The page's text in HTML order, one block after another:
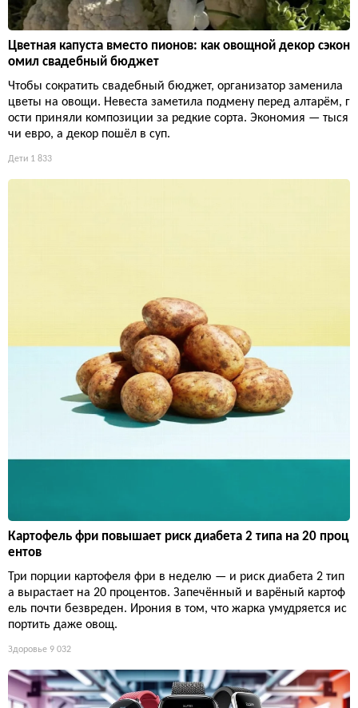
Цветная капуста вместо пионов: как овощной декор сэкон
омил свадебный бюджет
Чтобы сократить свадебный бюджет, организатор заменила
цветы на овощи. Невеста заметила подмену перед алтарём, г
ости приняли композиции за редкие сорта. Экономия — тыся
чи евро, а декор пошёл в суп.
Дети 1 833
Картофель фри повышает риск диабета 2 типа на 20 проц
ентов
Три порции картофеля фри в неделю — и риск диабета 2 тип
а вырастает на 20 процентов. Запечённый и варёный картоф
ель почти безвреден. Ирония в том, что жарка умудряется ис
портить даже овощ.
Здоровье 9 032